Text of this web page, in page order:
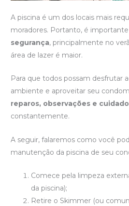
A piscina é um dos locais mais
moradores. Portanto, é
segurança, principalmente no
área de lazer é maior.
Para que todos possam desfrutar
ambiente e aproveitar seu
reparos, observações e
constantemente.
A seguir, falaremos como você
manutenção da piscina de seu
Comece pela limpeza
da piscina);
Retire o Skimmer (ou